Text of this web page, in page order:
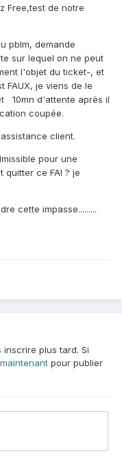
Free,test de notre
pblm, demande
sur lequel on ne peut
l'objet du ticket-, et
FAUX, je viens de le
10mn d'attente après il
coupée.
client.
pour une
quitter ce FAI ? je
cette impasse.........
plus tard. Si
pour publier